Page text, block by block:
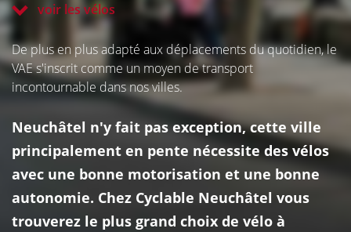
Nous contacter
CYCLABLE
À NEUCHÂTEL
De plus en plus adapté aux déplacements du quotidien, le
VAE s'inscrit comme un moyen de transport
incontournable dans nos villes.
Neuchâtel n'y fait pas exception, cette ville
principalement en pente nécessite des vélos
avec une bonne motorisation et une bonne
autonomie. Chez Cyclable Neuchâtel vous
trouverez le plus grand choix de vélo à
voir les vélos